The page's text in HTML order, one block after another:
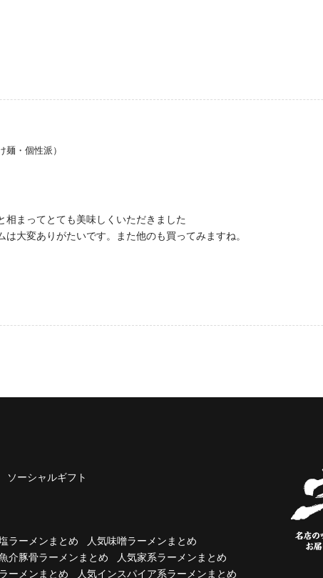
・個性派）
まってとても美味しくいただきました
大変ありがたいです。また他のも買ってみますね。
ソーシャルギフト
ラーメンまとめ
人気味噌ラーメンまとめ
介豚骨ラーメンまとめ
人気家系ラーメンまとめ
ーメンまとめ
人気インスパイア系ラーメンまとめ